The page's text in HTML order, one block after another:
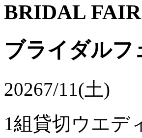
BRIDAL FAIR
ブライダルフ
20267/11(土)
1組貸切ウエデ